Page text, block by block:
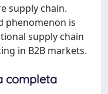
supply chain.
phenomenon is
supply chain
in B2B markets.
completa